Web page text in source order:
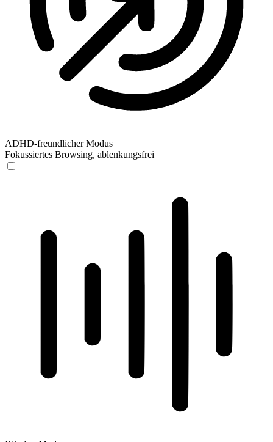
ADHD-freundlicher Modus
Fokussiertes Browsing, ablenkungsfrei